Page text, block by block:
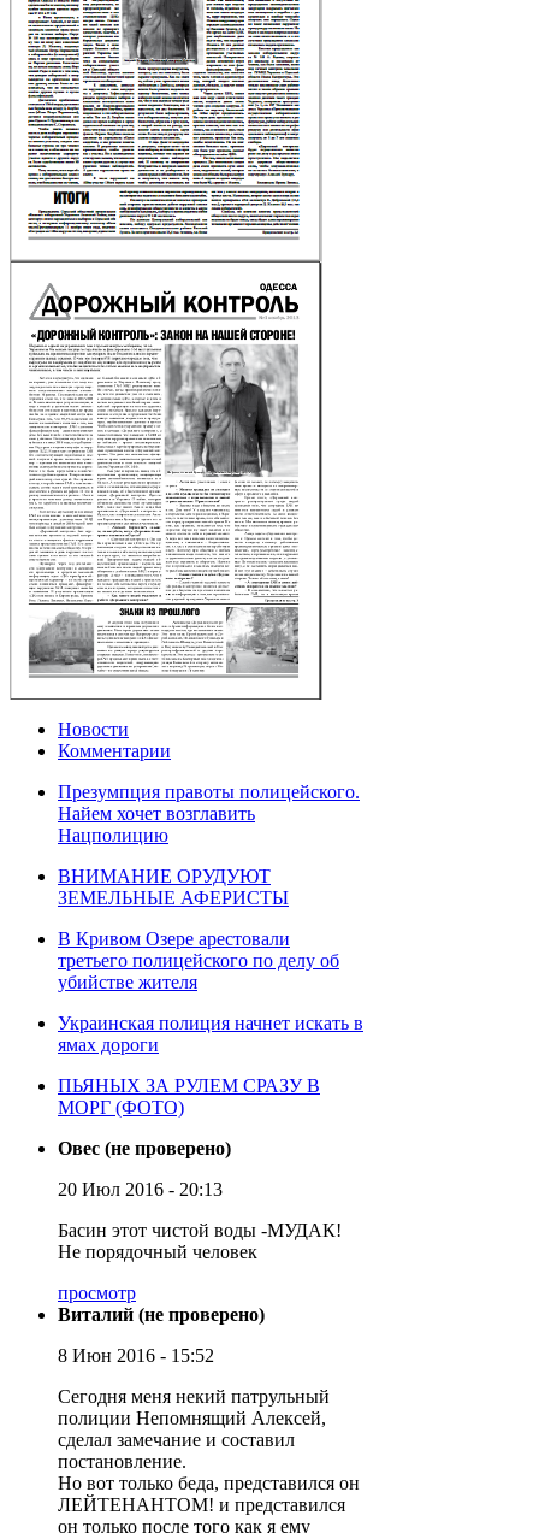
Новости
Комментарии
Презумпция правоты полицейского.
Найем хочет возглавить
Нацполицию
ВНИМАНИЕ ОРУДУЮТ
ЗЕМЕЛЬНЫЕ АФЕРИСТЫ
В Кривом Озере арестовали
третьего полицейского по делу об
убийстве жителя
Украинская полиция начнет искать в
ямах дороги
ПЬЯНЫХ ЗА РУЛЕМ СРАЗУ В
МОРГ (ФОТО)
Овес (не проверено)
20 Июл 2016 - 20:13
Басин этот чистой воды -МУДАК!
Не порядочный человек
просмотр
Виталий (не проверено)
8 Июн 2016 - 15:52
Сегодня меня некий патрульный
полиции Непомнящий Алексей,
сделал замечание и составил
постановление.
Но вот только беда, представился он
ЛЕЙТЕНАНТОМ! и представился
он только после того как я ему